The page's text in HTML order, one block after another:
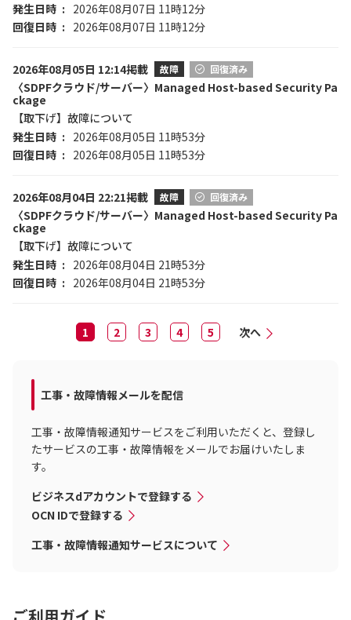
発生日時
2026年08月07日 11時12分
回復日時
2026年08月07日 11時12分
2026年08月05日 12:14掲載 故障 回復済み
〈SDPFクラウド/サーバー〉Managed Host-based Security Pa
ckage
【取下げ】故障について
発生日時
2026年08月05日 11時53分
回復日時
2026年08月05日 11時53分
2026年08月04日 22:21掲載 故障 回復済み
〈SDPFクラウド/サーバー〉Managed Host-based Security Pa
ckage
【取下げ】故障について
発生日時
2026年08月04日 21時53分
回復日時
2026年08月04日 21時53分
1 2 3 4 5 次へ
工事・故障情報メールを配信
工事・故障情報通知サービスをご利用いただくと、登録し
たサービスの工事・故障情報をメールでお届けいたしま
す。
ビジネスdアカウントで登録する
OCN IDで登録する
工事・故障情報通知サービスについて